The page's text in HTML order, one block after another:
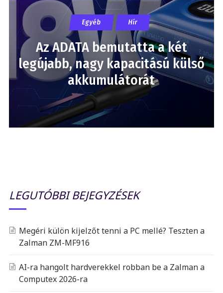
Egyéb Hír
Az ADATA bemutatta a két
legújabb, nagy kapacitású külső
akkumulátorát
LEGUTÓBBI BEJEGYZÉSEK
Megéri külön kijelzőt tenni a PC mellé? Teszten a
Zalman ZM-MF916
AI-ra hangolt hardverekkel robban be a Zalman a
Computex 2026-ra